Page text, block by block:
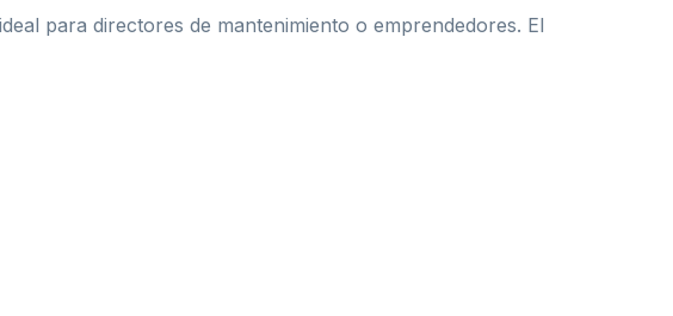
para directores de mantenimiento o emprendedores. El